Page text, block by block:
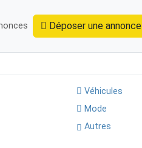
Déposer une annonce
Véhicules
Mode
Autres